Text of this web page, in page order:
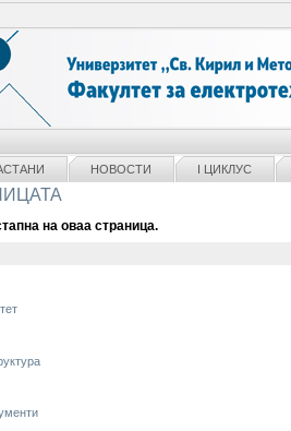
НОВОСТИ I ЦИКЛУС
на оваа страница.